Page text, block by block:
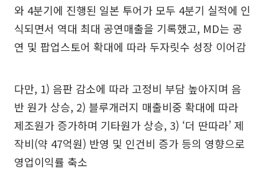
와 4분기에 진행된 일본 투어가 모두 4분기 실적에 인
식되면서 역대 최대 공연매출을 기록했고, MD는 공
연 및 팝업스토어 확대에 따라 두자릿수 성장 이어감
다만, 1) 음판 감소에 따라 고정비 부담 높아지며 음
반 원가 상승, 2) 블루개러지 매출비중 확대에 따라
제조원가 증가하며 기타원가 상승, 3) ‘더 딴따라’ 제
작비(약 47억원) 반영 및 인건비 증가 등의 영향으로
영업이익률 축소